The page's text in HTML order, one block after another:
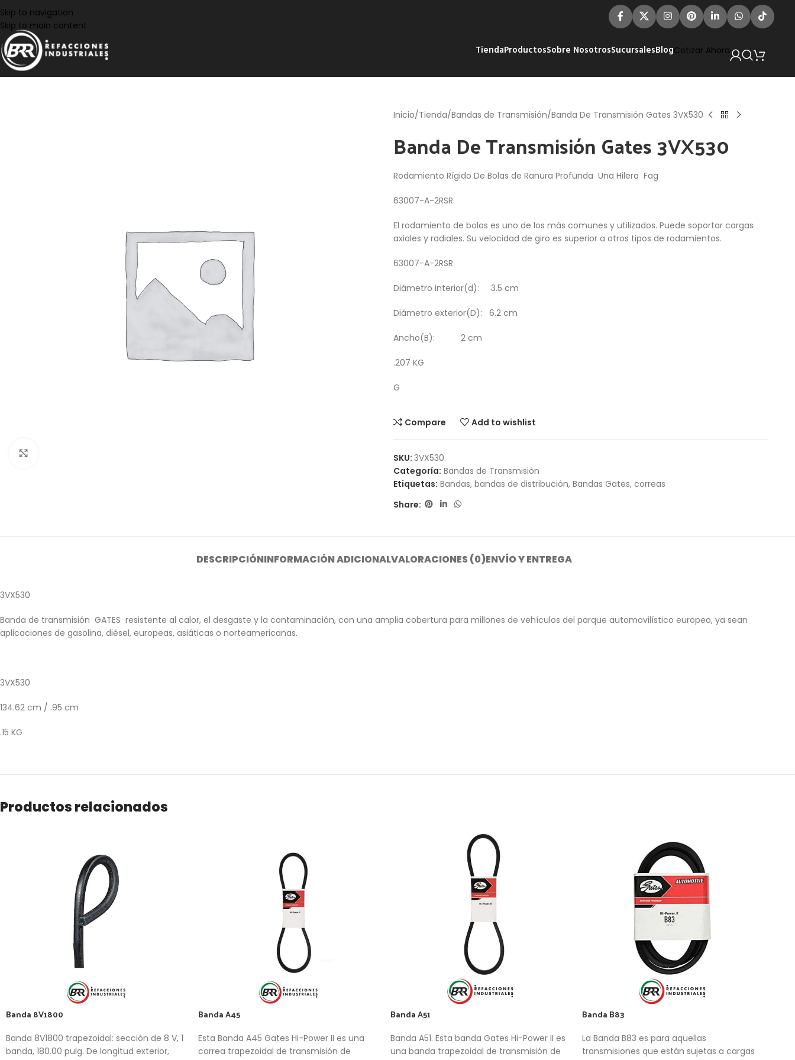
Skip to navigation
Skip to main content
TiendaProductosSobre NosotrosSucursalesBlogCotizar Ahora
Inicio Tienda Bandas de Transmisión Banda De Transmisión Gates 3VX530
Banda De Transmisión Gates 3VX530
Rodamiento Rígido De Bolas de Ranura Profunda Una Hilera Fag
63007-A-2RSR
El rodamiento de bolas es uno de los más comunes y utilizados. Puede soportar cargas
axiales y radiales. Su velocidad de giro es superior a otros tipos de rodamientos.
63007-A-2RSR
Diámetro interior(d): 3.5 cm
Diámetro exterior(D): 6.2 cm
Ancho(B): 2 cm
.207 KG
G
Compare Add to wishlist
SKU: 3VX530
Categoría: Bandas de Transmisión
Etiquetas: Bandas, bandas de distribución, Bandas Gates, correas
Share:
DESCRIPCIÓNINFORMACIÓN ADICIONALVALORACIONES (0)ENVÍO Y ENTREGA
3VX530
Banda de transmisión GATES resistente al calor, el desgaste y la contaminación, con una amplia cobertura para millones de vehículos del parque automovilístico europeo, ya sean
aplicaciones de gasolina, diésel, europeas, asiáticas o norteamericanas.
3VX530
134.62 cm / .95 cm
.15 KG
Productos relacionados
Banda 8V1800
Banda 8V1800 trapezoidal: sección de 8 V, 1
banda, 180.00 pulg. De longitud exterior,
Banda A45
Esta Banda A45 Gates Hi-Power II es una
correa trapezoidal de transmisión de
Banda A51
Banda A51. Esta banda Gates Hi-Power II es
una banda trapezoidal de transmisión de
Banda B83
La Banda B83 es para aquellas
transmisiones que están sujetas a cargas